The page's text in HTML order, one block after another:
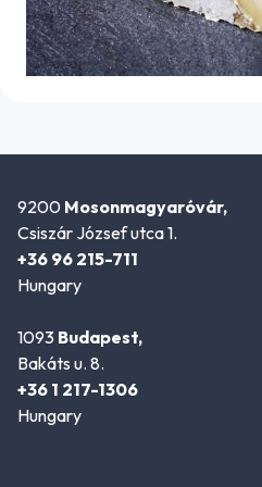
9200 Mosonmagyaróvár,
Csiszár József utca 1.
+36 96 215-711
Hungary
1093 Budapest,
Bakáts u. 8.
+36 1 217-1306
Hungary